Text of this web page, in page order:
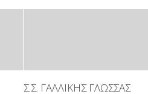
Σ.Σ. ΓΑΛΛΙΚΗΣ ΓΛΩΣΣΑΣ